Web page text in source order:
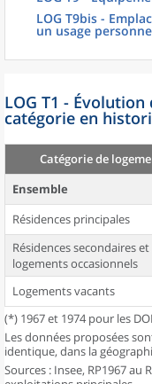
LOG T9bis -
un usage
LOG T1 -
catégorie en
Catégorie de
Ensemble
Résidences principales
Résidences secondaires et
logements occasionnels
Logements vacants
(*) 1967 et 1974 pour les
Les données proposées
identique, dans la
Sources : Insee, RP1967 au